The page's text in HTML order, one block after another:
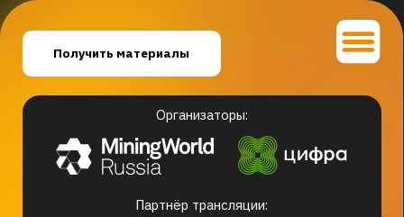
Партнёр трансляции: